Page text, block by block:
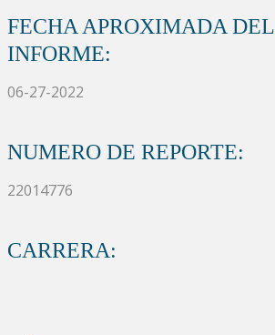
FECHA APROXIMADA DEL
INFORME:
06-27-2022
NUMERO DE REPORTE:
22014776
CARRERA: